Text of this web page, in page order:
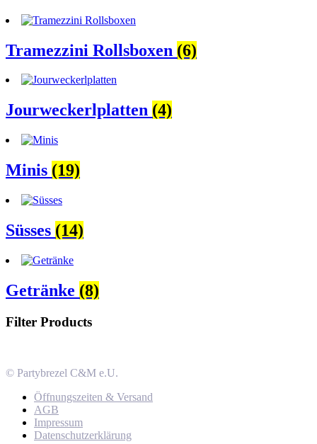
Tramezzini Rollsboxen (6)
Jourweckerlplatten (4)
Minis (19)
Süsses (14)
Getränke (8)
Filter Products
© Partybrezel C&M e.U.
Öffnungszeiten & Versand
AGB
Impressum
Datenschutzerklärung